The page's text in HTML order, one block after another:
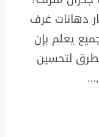
دهانات غرف
يعلم بإن
لتحسين